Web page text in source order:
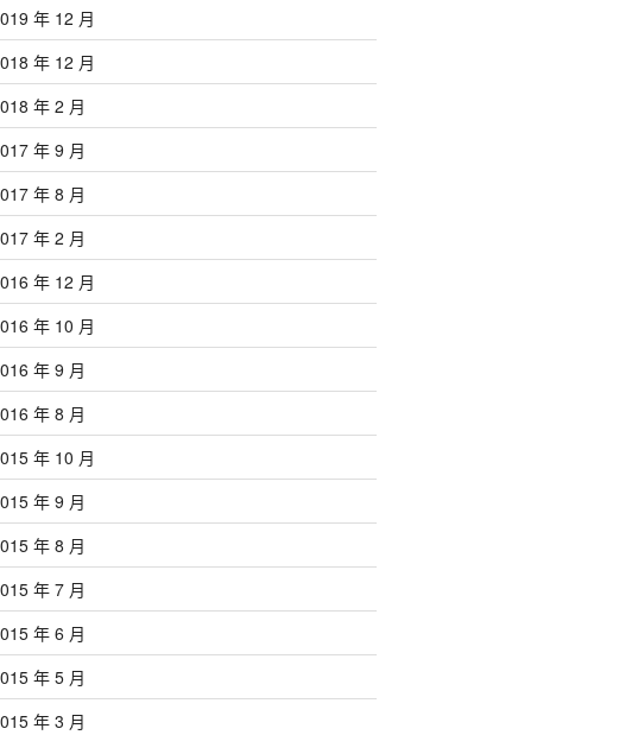
年 12 月
年 12 月
年 2 月
年 9 月
年 8 月
年 2 月
年 12 月
年 10 月
年 9 月
年 8 月
年 10 月
年 9 月
年 8 月
年 7 月
年 6 月
年 5 月
年 3 月